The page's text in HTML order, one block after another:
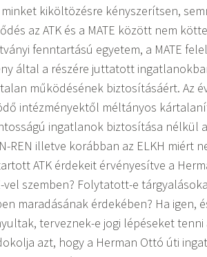
kiköltözésre kényszerítsen,
az ATK és a MATE között nem
fenntartású egyetem, a MATE
által a részére juttatott
működésének biztosításáért. Az
intézményektől méltányos
ingatlanok biztosítása nélkül
REN illetve korábban az ELKH miért
ATK érdekeit érvényesítve a
vel szemben? Folytatott-e
maradásának érdekében? Ha igen,
terveznek-e jogi lépéseket tenni
azt, hogy a Herman Ottó úti